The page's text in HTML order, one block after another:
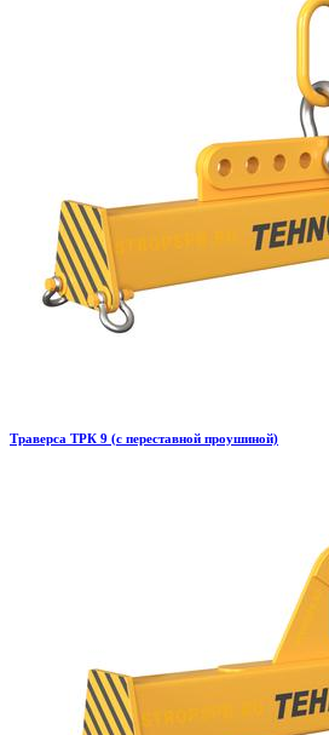
Траверса ТРК 9 (с переставной проушиной)